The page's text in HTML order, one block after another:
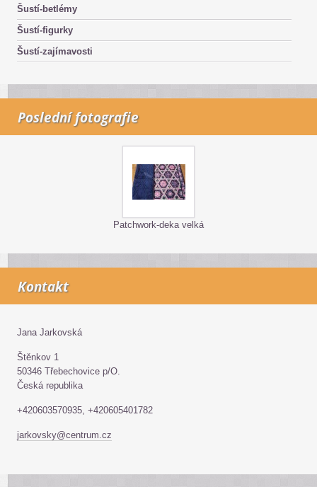
Šustí-betlémy
Šustí-figurky
Šustí-zajímavosti
Poslední fotografie
Patchwork-deka velká
Kontakt
Jana Jarkovská
Štěnkov 1
50346 Třebechovice p/O.
Česká republika
+420603570935, +420605401782
jarkovsky@centrum.cz